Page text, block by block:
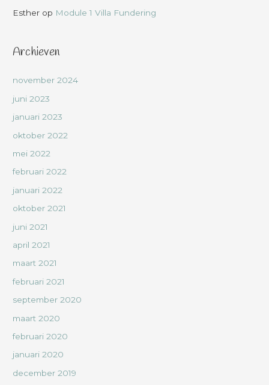
Esther op Module 1 Villa Fundering
Archieven
november 2024
juni 2023
januari 2023
oktober 2022
mei 2022
februari 2022
januari 2022
oktober 2021
juni 2021
april 2021
maart 2021
februari 2021
september 2020
maart 2020
februari 2020
januari 2020
december 2019